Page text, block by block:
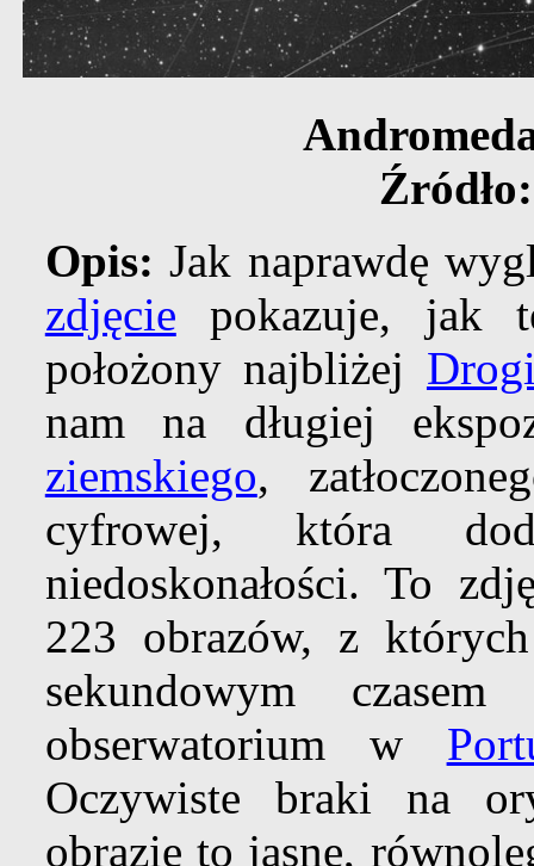
Opis:Jak naprawdę
zdjęcie pokazuje, jak
położony najbliżej
nam na długiej
ziemskiego,
cyfrowej, która
niedoskonałości. To
223 obrazów, z
sekundowym
obserwatorium w
Oczywiste braki na
obrazie to jasne,